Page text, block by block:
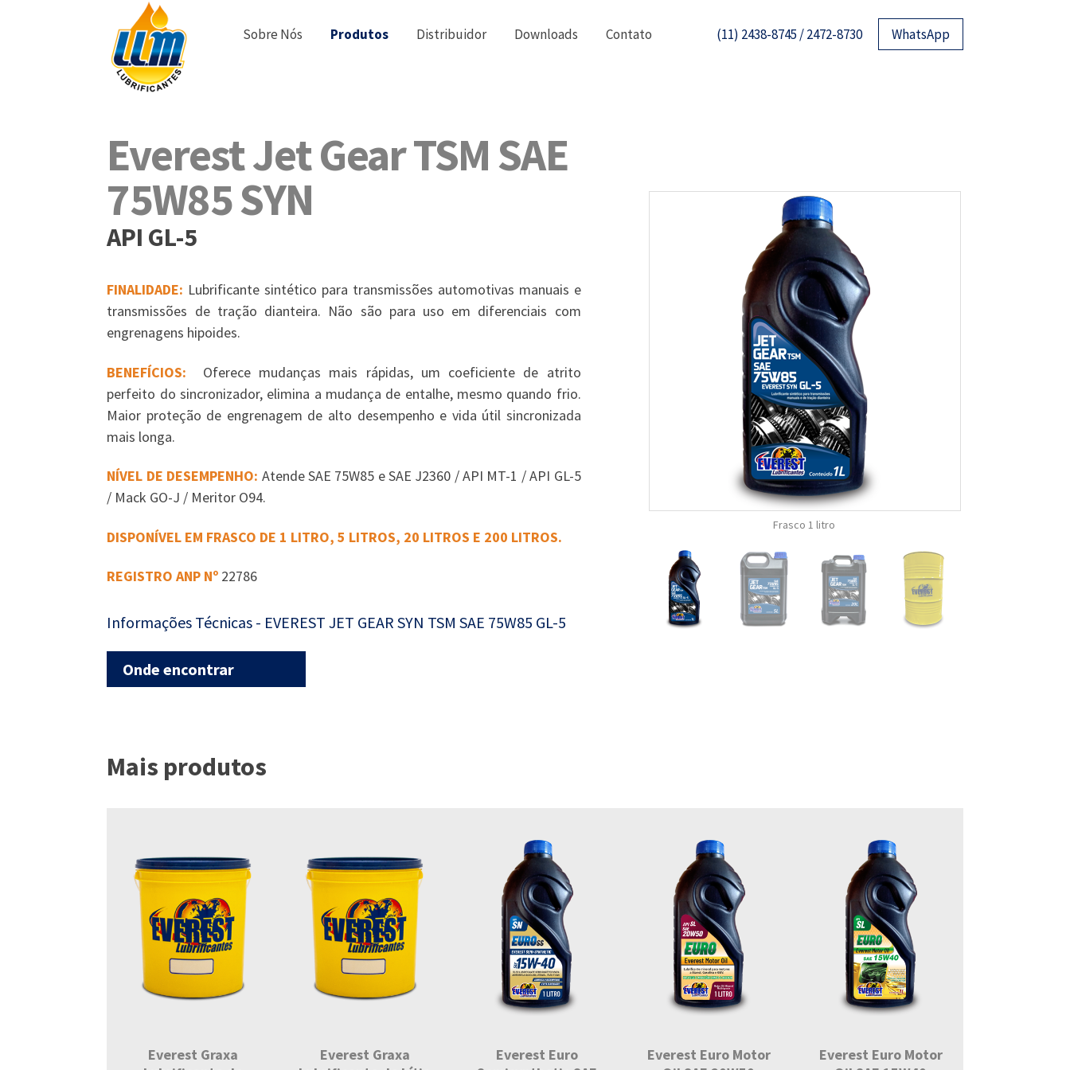
Sobre Nós Produtos Distribuidor Downloads Contato (11) 2438-8745 / 2472-8730 WhatsApp
Everest Jet Gear TSM SAE
75W85 SYN
API GL-5
FINALIDADE: Lubrificante sintético para transmissões automotivas manuais e
transmissões de tração dianteira. Não são para uso em diferenciais com
engrenagens hipoides.
BENEFÍCIOS:
Oferece mudanças mais rápidas, um coeficiente de atrito
perfeito do sincronizador, elimina a mudança de entalhe, mesmo quando frio.
Maior proteção de engrenagem de alto desempenho e vida útil sincronizada
mais longa.
NÍVEL DE DESEMPENHO: Atende SAE 75W85 e SAE J2360 / API MT-1 / API GL-5
/ Mack GO-J / Meritor O94.
DISPONÍVEL EM FRASCO DE 1 LITRO, 5 LITROS, 20 LITROS E 200 LITROS.
REGISTRO ANP Nº 22786
Informações Técnicas - EVEREST JET GEAR SYN TSM SAE 75W85 GL-5
Onde encontrar
Frasco 1 litro
Mais produtos
Everest Graxa
Everest Graxa
Everest Euro
Everest Euro Motor
Everest Euro Motor